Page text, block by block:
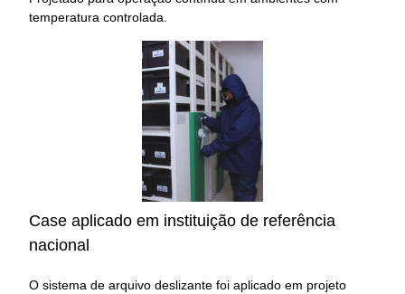
temperatura controlada.
Case aplicado em instituição de referência
nacional
O sistema de arquivo deslizante foi aplicado em projeto